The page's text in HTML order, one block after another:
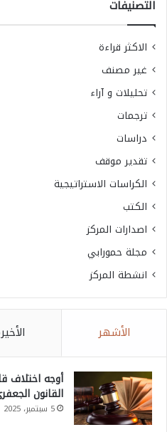
التصنيفات
الاكثر قراءة
غير مصنف
تحليلات و آراء
ترجمات
دراسات
تقدير موقف
الكراسات الاستراتيجية
الكتب
اصدارات المركز
مجلة حمورابي
انشطة المركز
الأشهر
أوجه اختلاف
القانون
5 سبتمبر، 2025